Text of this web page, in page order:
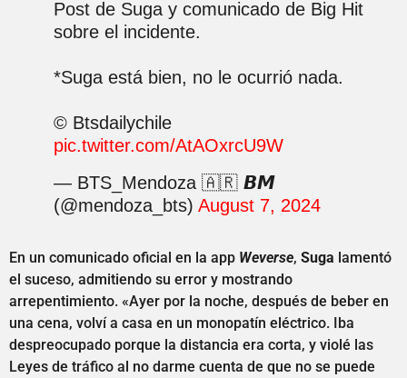
Post de Suga y comunicado de Big Hit
sobre el incidente.
*Suga está bien, no le ocurrió nada.
© Btsdailychile
pic.twitter.com/AtAOxrcU9W
— BTS_Mendoza 🇦🇷 𝘽𝙈
(@mendoza_bts) August 7, 2024
En un comunicado oficial en la app Weverse, Suga lamentó
el suceso, admitiendo su error y mostrando
arrepentimiento. «Ayer por la noche, después de beber en
una cena, volví a casa en un monopatín eléctrico. Iba
despreocupado porque la distancia era corta, y violé las
Leyes de tráfico al no darme cuenta de que no se puede